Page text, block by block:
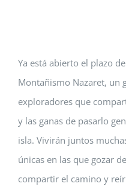
Ya está abierto el plazo
Montañismo Nazaret, un
exploradores que
y las ganas de pasarlo
isla. Vivirán juntos
únicas en las que gozar
compartir el camino y